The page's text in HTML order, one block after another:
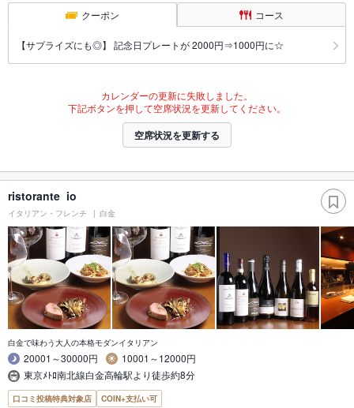
クーポン コース
【サプライズにも◎】 記念日プレートが 2000円⇒1000円に☆
カレンダーの更新に失敗しました。
下記ボタンを押して空席状況を更新してください。
空席状況を更新する
ristorante io
イタリアン・フレンチ 白金
白金で味わう大人の本格モダンイタリアン
20001～30000円
10001～12000円
東京ﾒﾄﾛ南北線白金高輪駅より徒歩約8分
口コミ投稿特典対象店 COIN+支払い可